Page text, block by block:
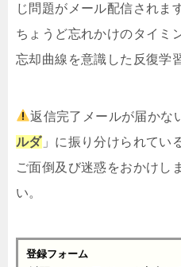
じ問題がメール配信されま
ちょうど忘れかけのタイミ
忘却曲線を意識した反復学
返信完了メールが届かな
ルダ」に振り分けられてい
ご面倒及び迷惑をおかけし
い。